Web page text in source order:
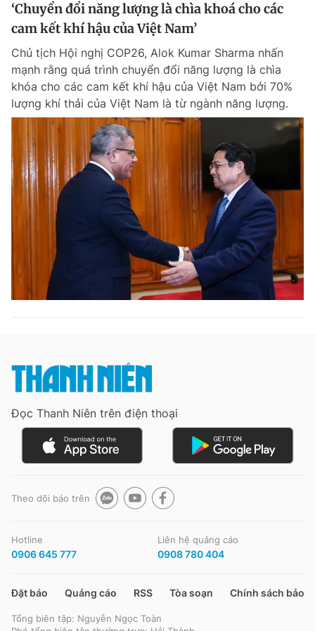
‘Chuyển đổi năng lượng là chìa khoá cho các
cam kết khí hậu của Việt Nam’
Chủ tịch Hội nghị COP26, Alok Kumar Sharma nhấn
mạnh rằng quá trình chuyển đổi năng lượng là chìa
khóa cho các cam kết khí hậu của Việt Nam bởi 70%
lượng khí thải của Việt Nam là từ ngành năng lượng.
Đọc Thanh Niên trên điện thoại
Theo dõi báo trên
Hotline
0906 645 777
Liên hệ quảng cáo
0908 780 404
Đặt báo Quảng cáo RSS Tòa soạn Chính sách bảo
Tổng biên tập: Nguyễn Ngọc Toàn